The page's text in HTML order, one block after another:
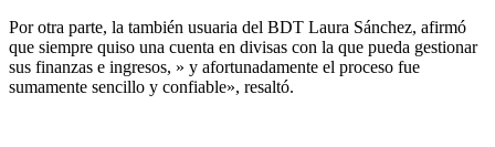
Por otra parte, la también usuaria del BDT Laura Sánchez, afirmó
que siempre quiso una cuenta en divisas con la que pueda gestionar
sus finanzas e ingresos, » y afortunadamente el proceso fue
sumamente sencillo y confiable», resaltó.